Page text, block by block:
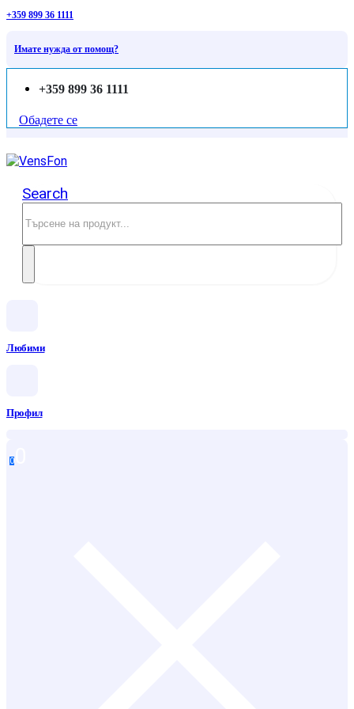
+359 899 36 1111
Имате нужда от помощ?
+359 899 36 1111
Обадете се
Search
Любими
Профил
0